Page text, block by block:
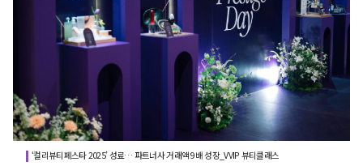
‘컬리뷰티페스타 2025’ 성료… 파트너사 거래액 9배 성장_VVIP 뷰티클래스